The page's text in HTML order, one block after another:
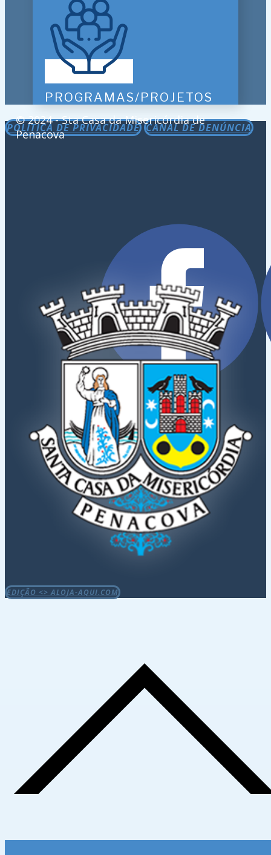
PROGRAMAS/PROJETOS
POLÍTICA DE PRIVACIDADE CANAL DE DENÚNCIA
© 2024 - Sta Casa da Misericórdia de
Penacova
EDIÇÃO <> ALOJA-AQUI.COM